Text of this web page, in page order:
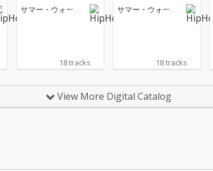
サマー・ウォーカ
18 tracks
サマー・ウォーカ
18 tracks
View More Digital Catalog